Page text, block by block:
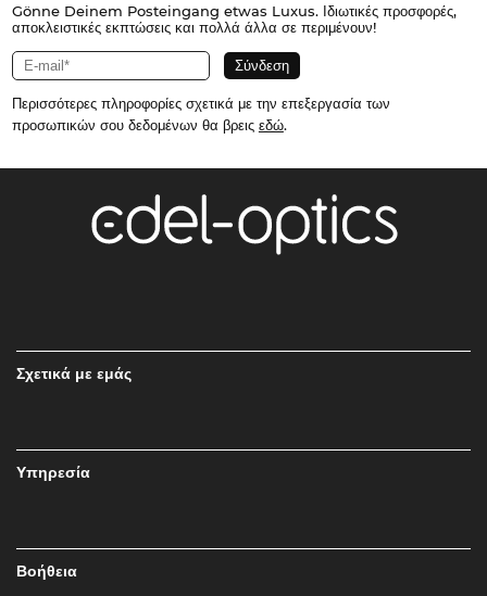
Gönne Deinem Posteingang etwas Luxus. Ιδιωτικές προσφορές,
αποκλειστικές εκπτώσεις και πολλά άλλα σε περιμένουν!
Περισσότερες πληροφορίες σχετικά με την επεξεργασία των
προσωπικών σου δεδομένων θα βρεις εδώ.
Σχετικά με εμάς
Υπηρεσία
Βοήθεια